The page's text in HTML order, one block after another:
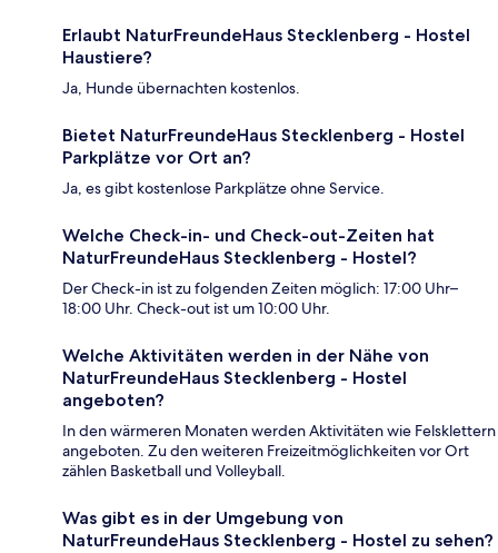
Erlaubt NaturFreundeHaus Stecklenberg - Hostel
Haustiere?
Ja, Hunde übernachten kostenlos.
Bietet NaturFreundeHaus Stecklenberg - Hostel
Parkplätze vor Ort an?
Ja, es gibt kostenlose Parkplätze ohne Service.
Welche Check-in- und Check-out-Zeiten hat
NaturFreundeHaus Stecklenberg - Hostel?
Der Check-in ist zu folgenden Zeiten möglich: 17:00 Uhr–
18:00 Uhr. Check-out ist um 10:00 Uhr.
Welche Aktivitäten werden in der Nähe von
NaturFreundeHaus Stecklenberg - Hostel
angeboten?
In den wärmeren Monaten werden Aktivitäten wie Felsklettern
angeboten. Zu den weiteren Freizeitmöglichkeiten vor Ort
zählen Basketball und Volleyball.
Was gibt es in der Umgebung von
NaturFreundeHaus Stecklenberg - Hostel zu sehen?